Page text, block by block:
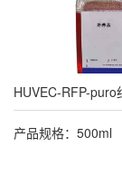
产品规格：500ml